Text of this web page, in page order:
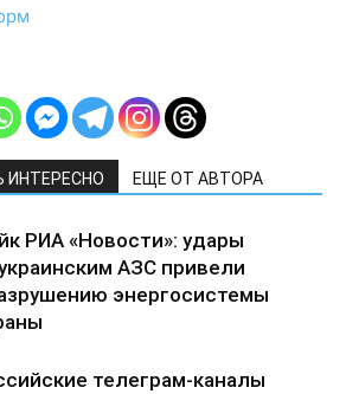
ЕЩЕ ОТ АВТОРА
РИА «Новости»: удары
АЗС привели
энергосистемы
телеграм-каналы